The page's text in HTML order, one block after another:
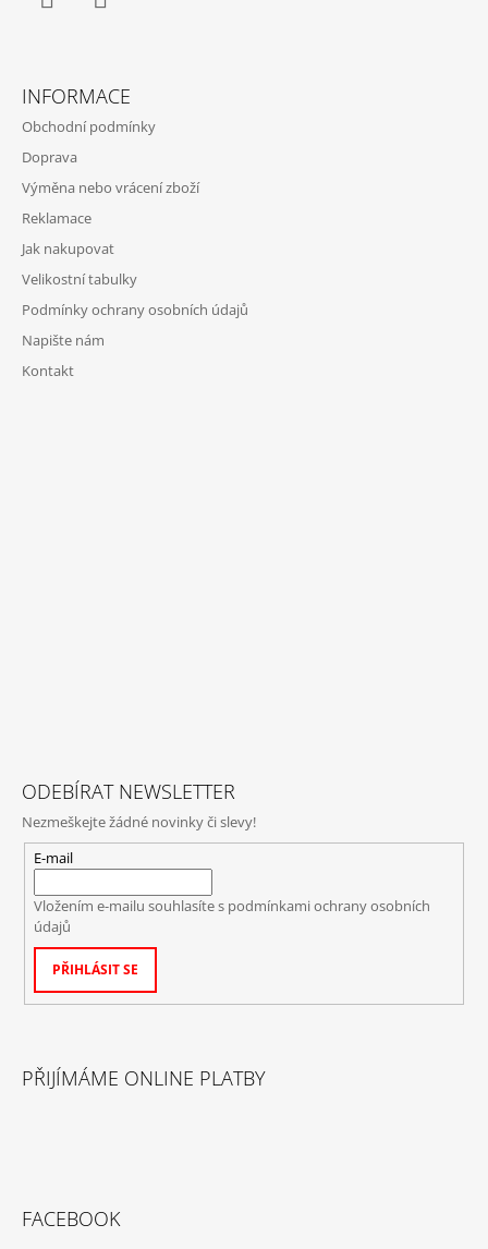
INFORMACE
Obchodní podmínky
Doprava
Výměna nebo vrácení zboží
Reklamace
Jak nakupovat
Velikostní tabulky
Podmínky ochrany osobních údajů
Napište nám
Kontakt
ODEBÍRAT NEWSLETTER
Nezmeškejte žádné novinky či slevy!
E-mail
Vložením e-mailu souhlasíte s podmínkami ochrany osobních
údajů
PŘIHLÁSIT SE
PŘIJÍMÁME ONLINE PLATBY
FACEBOOK